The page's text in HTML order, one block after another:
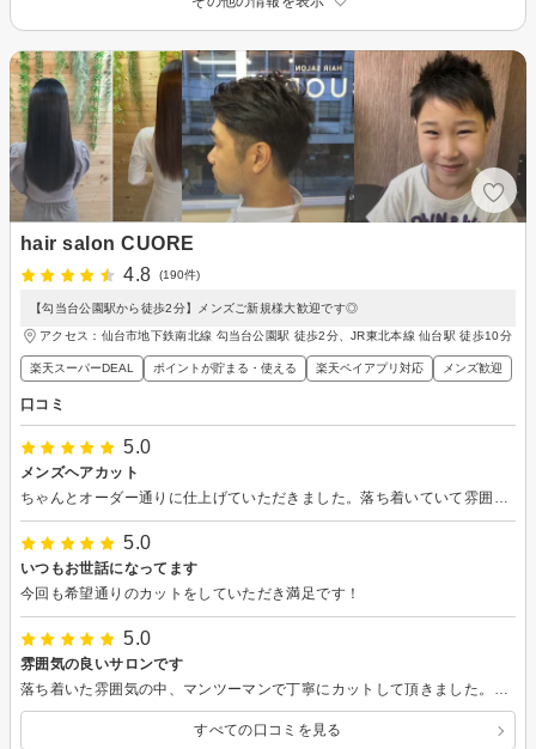
hair salon CUORE
4.8
(190件)
【勾当台公園駅から徒歩2分】メンズご新規様大歓迎です◎
アクセス：仙台市地下鉄南北線 勾当台公園駅 徒歩2分、JR東北本線 仙台駅 徒歩10分
楽天スーパーDEAL ポイントが貯まる・使える 楽天ペイアプリ対応 メンズ歓迎
口コミ
5.0
メンズヘアカット
ちゃんとオーダー通りに仕上げていただきました。落ち着いていて雰囲気も◎でした。
5.0
いつもお世話になってます
今回も希望通りのカットをしていただき満足です！
5.0
雰囲気の良いサロンです
落ち着いた雰囲気の中、マンツーマンで丁寧にカットして頂きました。会話も自然と弾み、髪に関することはなんでも相談できると思いました。またよろしくお願いします。
すべての口コミを見る